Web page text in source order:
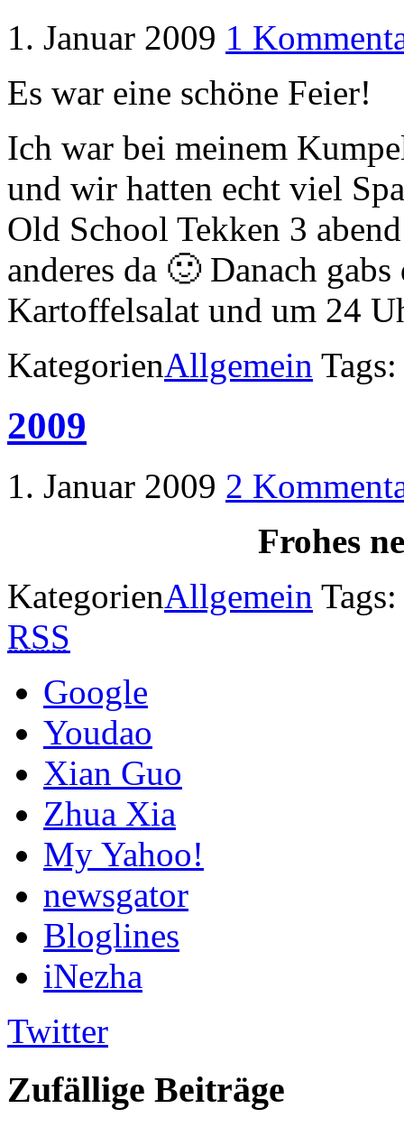
1. Januar 2009 1
Es war eine schöne Feier!
Ich war bei meinem
und wir hatten echt viel
Old School Tekken 3
anderes da 🙂 Danach
Kartoffelsalat und um 24
KategorienAllgemein
2009
1. Januar 2009 2
Frohes
KategorienAllgemein
RSS
Google
Youdao
Xian Guo
Zhua Xia
My Yahoo!
newsgator
Bloglines
iNezha
Twitter
Zufällige Beiträge